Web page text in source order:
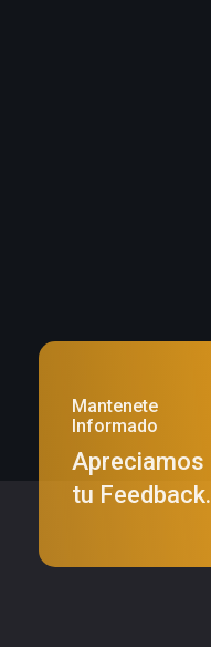
Mantenete
Informado
Apreciamos
tu Feedback.